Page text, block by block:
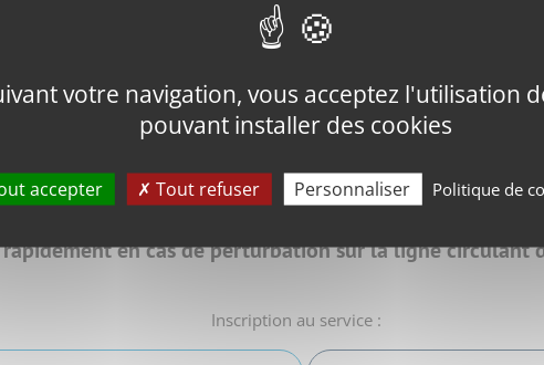
Toute l'infotrafic
rapidement en cas de perturbationsur la ligne circulant
Inscription au service :
votre navigation, vous acceptez l'utilisation
pouvant installer des cookies
accepter Tout refuser Personnaliser Politique de